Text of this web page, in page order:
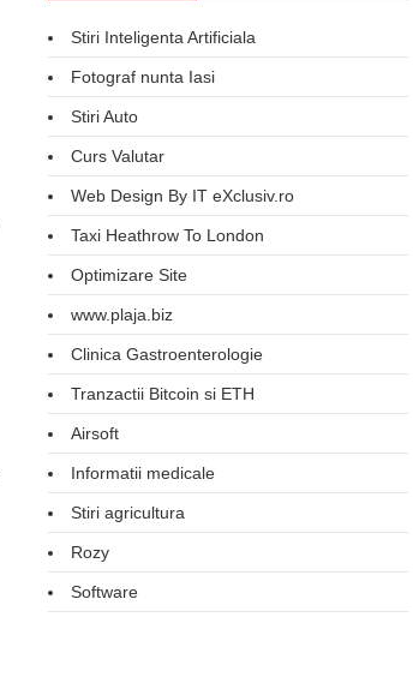
Stiri Inteligenta Artificiala
Fotograf nunta Iasi
Stiri Auto
Curs Valutar
Web Design By IT eXclusiv.ro
Taxi Heathrow To London
Optimizare Site
www.plaja.biz
Clinica Gastroenterologie
Tranzactii Bitcoin si ETH
Airsoft
Informatii medicale
Stiri agricultura
Rozy
Software